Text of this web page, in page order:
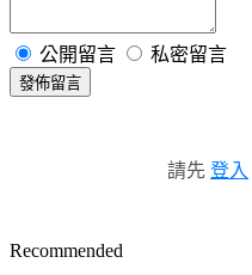
公開留言 私密留言
發佈留言
請先 登入
Recommended